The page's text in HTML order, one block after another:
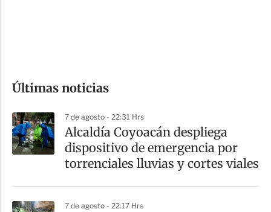
m
a
r
t
Últimas noticias
7 de agosto - 22:31 Hrs
Alcaldía Coyoacán despliega
dispositivo de emergencia por
torrenciales lluvias y cortes viales
7 de agosto - 22:17 Hrs